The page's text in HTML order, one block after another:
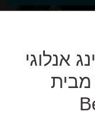
אנלוגי
מבית